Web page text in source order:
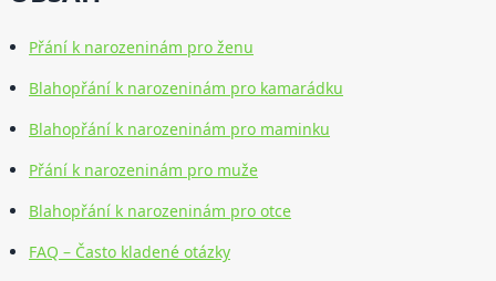
Přání k narozeninám pro ženu
Blahopřání k narozeninám pro kamarádku
Blahopřání k narozeninám pro maminku
Přání k narozeninám pro muže
Blahopřání k narozeninám pro otce
FAQ – Často kladené otázky